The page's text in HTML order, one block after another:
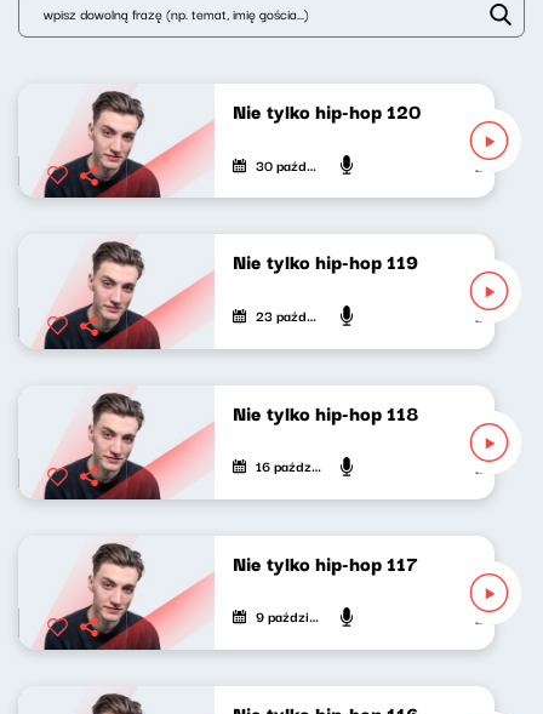
Nie tylko hip-hop 120
30 października 2022 Mateusz
Nie tylko hip-hop 119
23 października 2022 Mateusz
Nie tylko hip-hop 118
16 października 2022 Mateusz
Nie tylko hip-hop 117
9 października 2022 Mateusz